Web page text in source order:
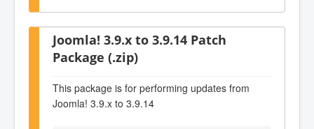
Joomla! 3.9.x to 3.9.14 Patch
Package (.zip)
This package is for performing updates from
Joomla! 3.9.x to 3.9.14